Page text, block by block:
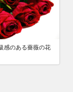
感のある薔薇の花